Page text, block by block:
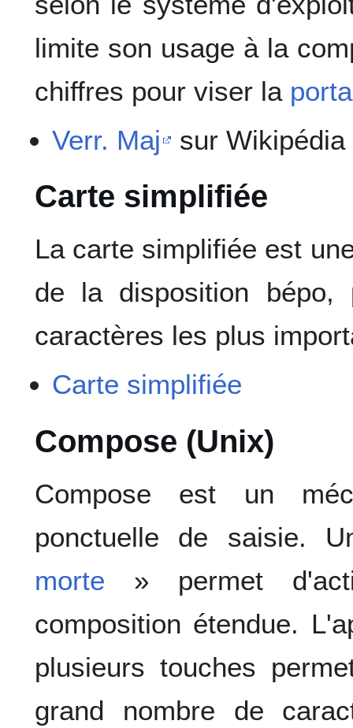
limite son usage à la
chiffres pour viser la
Verr. Maj
sur Wikipédia
Carte simplifiée
La carte simplifiée est
de la disposition bépo,
caractères les plus
Carte simplifiée
Compose (Unix)
Compose est un
ponctuelle de saisie.
morte » permet
composition étendue.
plusieurs touches
grand nombre de